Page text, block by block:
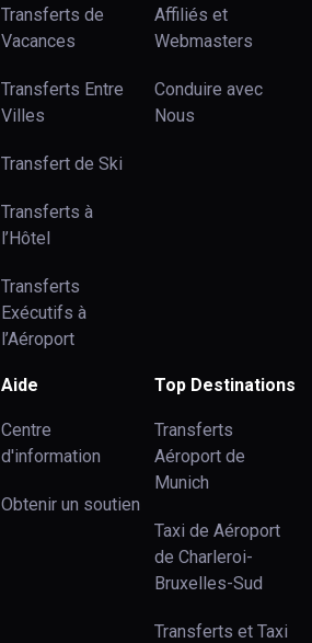
Transferts de
Vacances
Transferts Entre
Villes
Transfert de Ski
Transferts à
l’Hôtel
Transferts
Exécutifs à
l’Aéroport
Affiliés et
Webmasters
Conduire avec
Nous
Aide
Centre
d'information
Obtenir un soutien
Top Destinations
Transferts
Aéroport de
Munich
Taxi de Aéroport
de Charleroi-
Bruxelles-Sud
Transferts et Taxi